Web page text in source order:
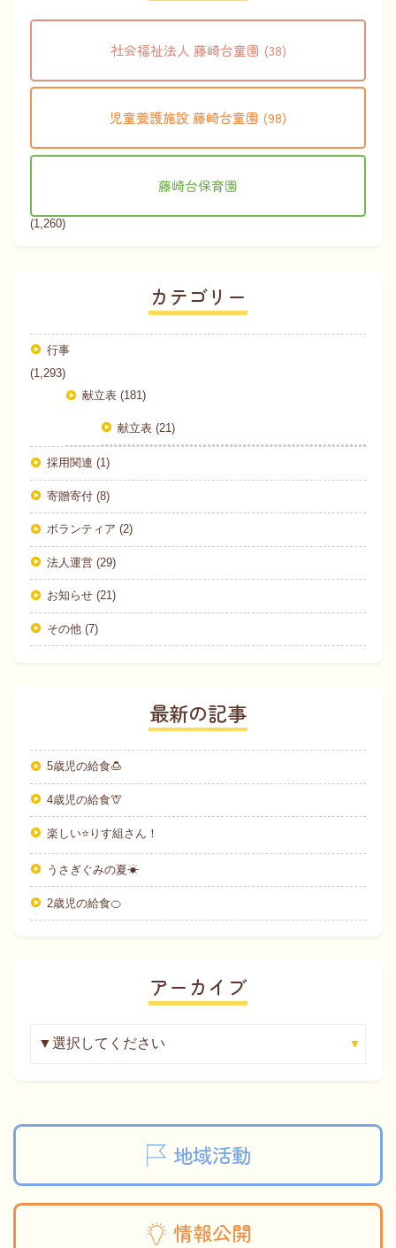
社会福祉法人 藤崎台童園 (38)
児童養護施設 藤崎台童園 (98)
藤崎台保育園
(1,260)
カテゴリー
行事
(1,293)
献立表 (181)
献立表 (21)
採用関連 (1)
寄贈寄付 (8)
ボランティア (2)
法人運営 (29)
お知らせ (21)
その他 (7)
最新の記事
5歳児の給食🍮
4歳児の給食🦒
楽しい⭐りす組さん！
うさぎぐみの夏☀
2歳児の給食🍊
アーカイブ
地域活動
情報公開